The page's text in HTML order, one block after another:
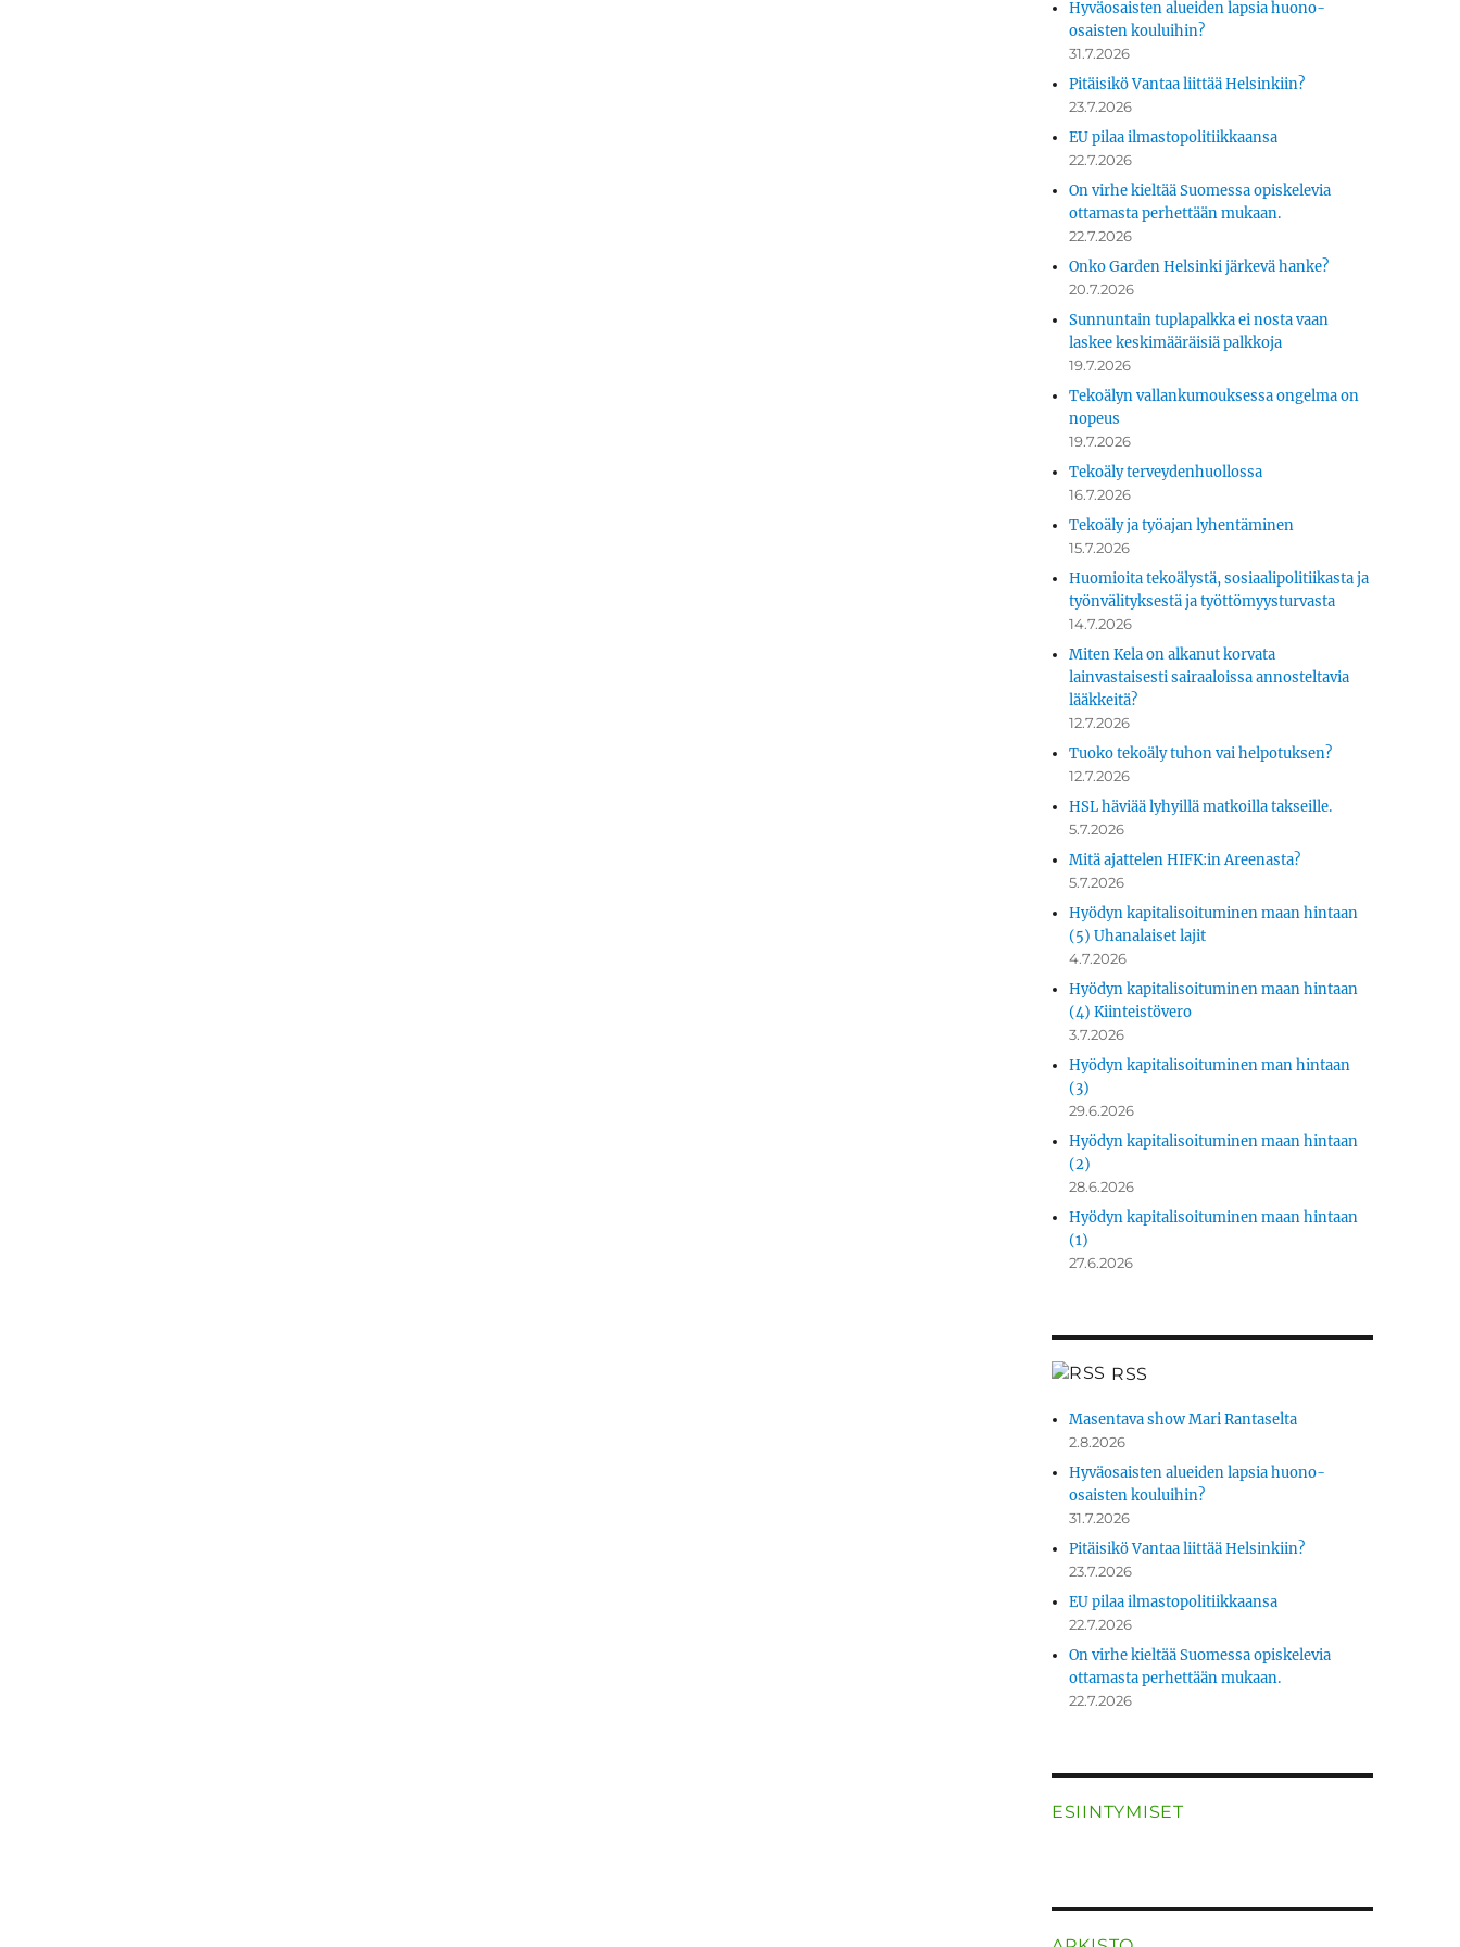
Hyväosaisten alueiden lapsia huono-
osaisten kouluihin?
31.7.2026
Pitäisikö Vantaa liittää Helsinkiin?
23.7.2026
EU pilaa ilmastopolitiikkaansa
22.7.2026
On virhe kieltää Suomessa opiskelevia
ottamasta perhettään mukaan.
22.7.2026
Onko Garden Helsinki järkevä hanke?
20.7.2026
Sunnuntain tuplapalkka ei nosta vaan
laskee keskimääräisiä palkkoja
19.7.2026
Tekoälyn vallankumouksessa ongelma on
nopeus
19.7.2026
Tekoäly terveydenhuollossa
16.7.2026
Tekoäly ja työajan lyhentäminen
15.7.2026
Huomioita tekoälystä, sosiaalipolitiikasta ja
työnvälityksestä ja työttömyysturvasta
14.7.2026
Miten Kela on alkanut korvata
lainvastaisesti sairaaloissa annosteltavia
lääkkeitä?
12.7.2026
Tuoko tekoäly tuhon vai helpotuksen?
12.7.2026
HSL häviää lyhyillä matkoilla takseille.
5.7.2026
Mitä ajattelen HIFK:in Areenasta?
5.7.2026
Hyödyn kapitalisoituminen maan hintaan
(5) Uhanalaiset lajit
4.7.2026
Hyödyn kapitalisoituminen maan hintaan
(4) Kiinteistövero
3.7.2026
Hyödyn kapitalisoituminen man hintaan
(3)
29.6.2026
Hyödyn kapitalisoituminen maan hintaan
(2)
28.6.2026
Hyödyn kapitalisoituminen maan hintaan
(1)
27.6.2026
RSS
Masentava show Mari Rantaselta
2.8.2026
Hyväosaisten alueiden lapsia huono-
osaisten kouluihin?
31.7.2026
Pitäisikö Vantaa liittää Helsinkiin?
23.7.2026
EU pilaa ilmastopolitiikkaansa
22.7.2026
On virhe kieltää Suomessa opiskelevia
ottamasta perhettään mukaan.
22.7.2026
ESIINTYMISET